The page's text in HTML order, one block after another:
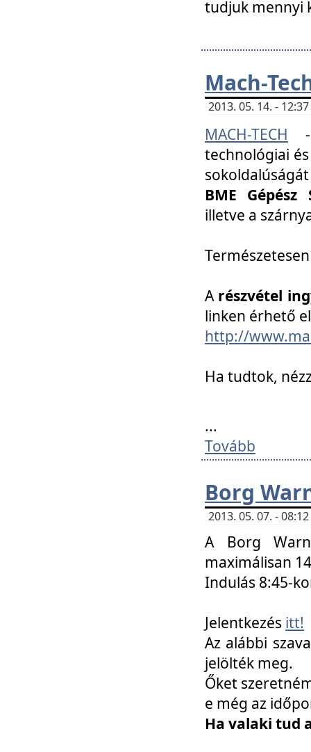
tudjuk mennyi
Mach-
2013. 05. 14. -
MACH-TECH
technológiai
BME
illetve a
A részvétel
linken érhető
http://
Ha tudtok,
...
Tovább
Borg
2013. 05. 07. -
A Borg
maximálisan
Indulás 8:45-
Jelentkezés itt!
Az alábbi
jelölték meg.
Őket
e még az
Ha valaki tud